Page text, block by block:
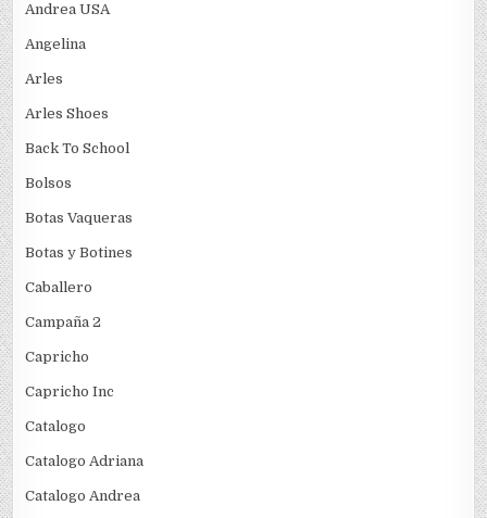
Andrea USA
Angelina
Arles
Arles Shoes
Back To School
Bolsos
Botas Vaqueras
Botas y Botines
Caballero
Campaña 2
Capricho
Capricho Inc
Catalogo
Catalogo Adriana
Catalogo Andrea